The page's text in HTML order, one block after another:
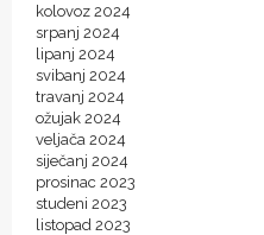
kolovoz 2024
srpanj 2024
lipanj 2024
svibanj 2024
travanj 2024
ožujak 2024
veljača 2024
siječanj 2024
prosinac 2023
studeni 2023
listopad 2023